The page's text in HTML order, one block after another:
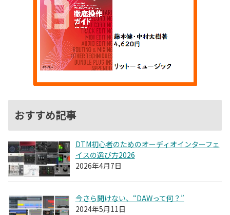
おすすめ記事
DTM初心者のためのオーディオインターフェ
イスの選び方2026
2026年4月7日
今さら聞けない、“DAWって何？”
2024年5月11日